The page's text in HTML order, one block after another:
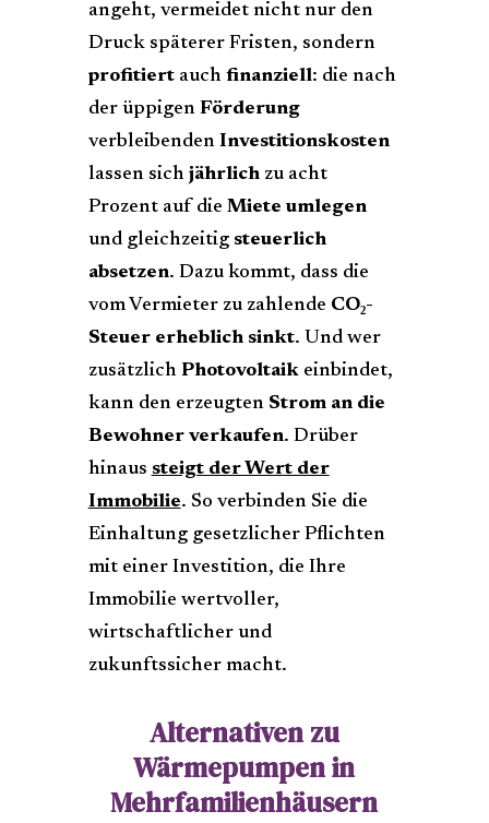
angeht, vermeidet nicht nur den
Druck späterer Fristen, sondern
profitiertauch finanziell: die nach
der üppigen Förderung
verbleibenden Investitionskosten
lassen sich jährlichzu acht
Prozent auf die Miete umlegen
und gleichzeitig steuerlich
absetzen. Dazu kommt, dass die
vom Vermieter zu zahlende CO₂-
Steuer erheblich sinkt. Und wer
zusätzlich Photovoltaikeinbindet,
kann den erzeugten Strom an die
Bewohner verkaufen. Drüber
hinaus steigt der Wert der
Immobilie. So verbinden Sie die
Einhaltung gesetzlicher Pflichten
mit einer Investition, die Ihre
Immobilie wertvoller,
wirtschaftlicher und
zukunftssicher macht.
Alternativen zu
Wärmepumpen in
Mehrfamilienhäusern